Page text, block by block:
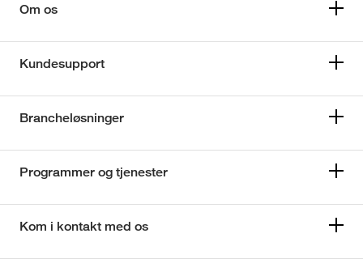
Om os
Kundesupport
Brancheløsninger
Programmer og tjenester
Kom i kontakt med os